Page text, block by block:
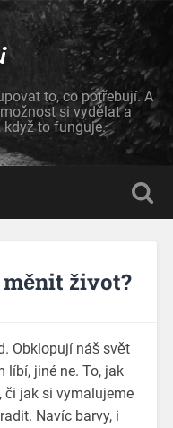
to, co potřebují. A
si vydělat a
když to funguje.
život?
Obklopují náš svět
líbí, jiné ne. To, jak
, či jak si vymalujeme
Navíc barvy, i